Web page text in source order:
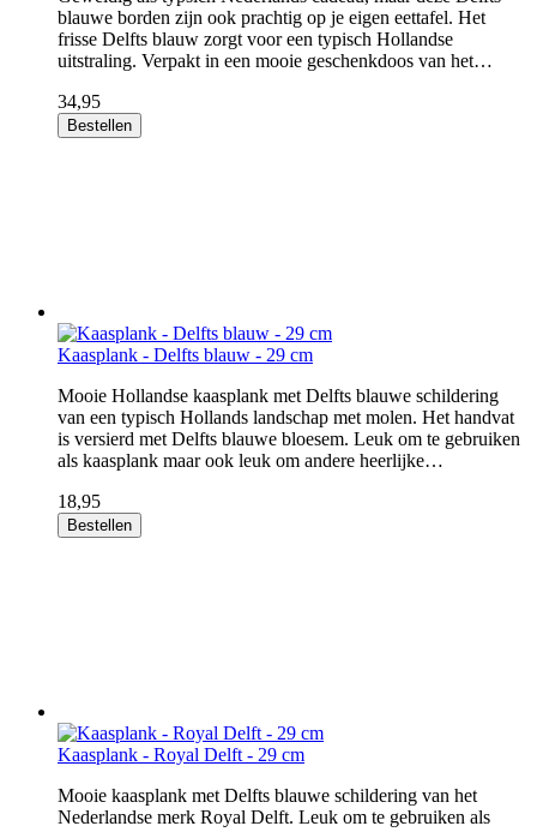
blauwe borden zijn ook prachtig op je eigen eettafel. Het
frisse Delfts blauw zorgt voor een typisch Hollandse
uitstraling. Verpakt in een mooie geschenkdoos van het…
34,95
Bestellen
Kaasplank - Delfts blauw - 29 cm
Mooie Hollandse kaasplank met Delfts blauwe schildering
van een typisch Hollands landschap met molen. Het handvat
is versierd met Delfts blauwe bloesem. Leuk om te gebruiken
als kaasplank maar ook leuk om andere heerlijke…
18,95
Bestellen
Kaasplank - Royal Delft - 29 cm
Mooie kaasplank met Delfts blauwe schildering van het
Nederlandse merk Royal Delft. Leuk om te gebruiken als